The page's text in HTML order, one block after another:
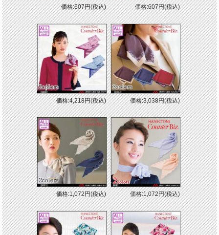
価格:607円(税込) 価格:607円(税込)
価格:4,218円(税込) 価格:3,038円(税込)
価格:1,072円(税込) 価格:1,072円(税込)